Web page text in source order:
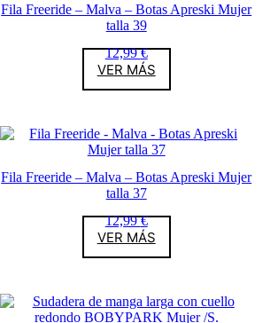
Fila Freeride – Malva – Botas Apreski Mujer
talla 39
12,99€
VER MÁS
Fila Freeride – Malva – Botas Apreski Mujer
talla 37
12,99€
VER MÁS